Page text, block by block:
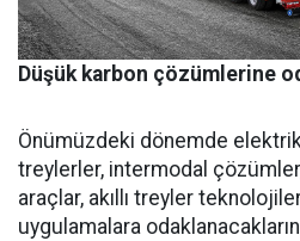
Düşük karbon çözümlerine
Önümüzdeki dönemde
treylerler, intermodal çözümler,
araçlar, akıllı treyler
uygulamalara